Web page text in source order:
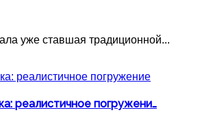
уже ставшая традиционной...
реалистичное погружени…